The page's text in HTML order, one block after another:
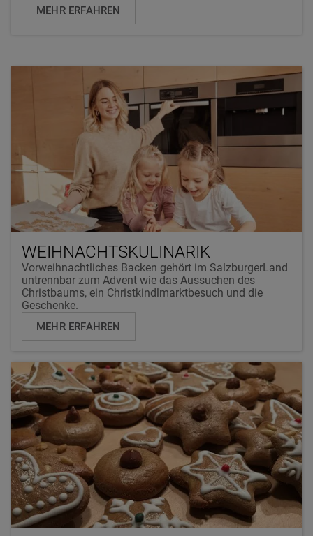
MEHR ERFAHREN
WEIHNACHTSKULINARIK
Vorweihnachtliches Backen gehört im SalzburgerLand
untrennbar zum Advent wie das Aussuchen des
Christbaums, ein Christkindlmarktbesuch und die
Geschenke.
MEHR ERFAHREN